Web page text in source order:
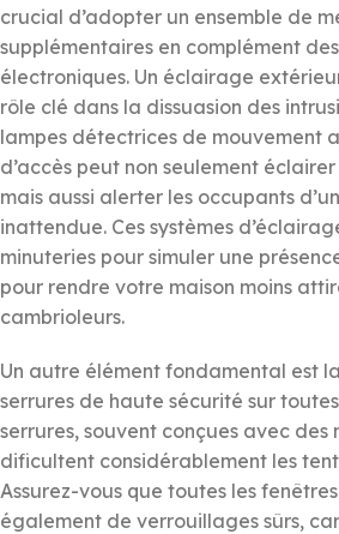
crucial d’adopter un ensemble de
supplémentaires en complément
électroniques. Un éclairage
rôle clé dans la dissuasion des
lampes détectrices de mouvement
d’accès peut non seulement éclairer
mais aussi alerter les occupants
inattendue. Ces systèmes
minuteries pour simuler une
pour rendre votre maison moins
cambrioleurs.
Un autre élément fondamental est
serrures de haute sécurité sur
serrures, souvent conçues avec des
dificultent considérablement les
Assurez-vous que toutes les
également de verrouillages sûrs,